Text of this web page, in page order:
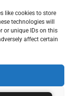
like cookies to store
technologies will
or unique IDs on this
affect certain
AU BR CA
jour en juillet 2024.
codes promo.